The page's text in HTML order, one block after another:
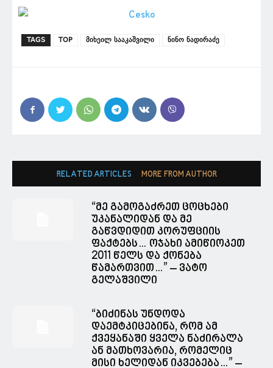
TAGS TOP მიხეილ სააკაშვილი ნინო ნადირაძე
RELATED ARTICLES MORE FROM AUTHOR
“მე გამოგაძრეთ ცოცხები
უკანალიდან და მე
გაწვდიდით კორუფციის
ფაქტებს… ოჯახი ამიწიოკეთ
2011 წელს და ქონება
წამართვით…” – ვატო
გელაშვილი
“ბიძინას უნდოდა
დაემტკიცებინა, რომ ამ
ქვეყანაში ყველა ნაძირალა
ან მათხოვარია, რომელიც
მისი ხელიდან იკვებება…” –